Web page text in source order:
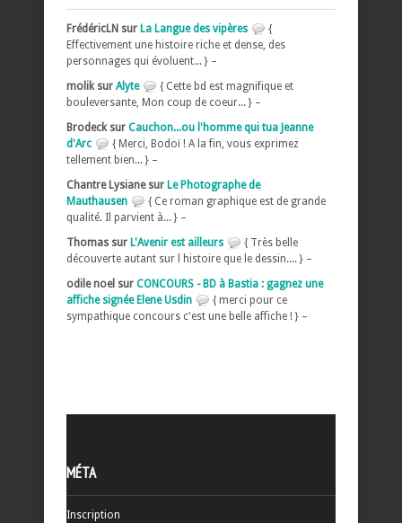
FrédéricLN sur La Langue des vipères
{
Effectivement une histoire riche et dense, des
personnages qui évoluent... } –
molik sur Alyte
{ Cette bd est magnifique et
bouleversante, Mon coup de coeur... } –
Brodeck sur Cauchon...ou l'homme qui tua Jeanne
d'Arc
{ Merci, Bodoï ! A la fin, vous exprimez
tellement bien... } –
Chantre Lysiane sur Le Photographe de
Mauthausen
{ Ce roman graphique est de grande
qualité. Il parvient à... } –
Thomas sur L'Avenir est ailleurs
{ Très belle
découverte autant sur l histoire que le dessin.... } –
odile noel sur CONCOURS - BD à Bastia : gagnez une
affiche signée Elene Usdin
{ merci pour ce
sympathique concours c'est une belle affiche ! } –
MÉTA
Inscription